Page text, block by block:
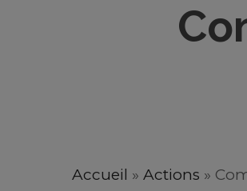
Accueil » Actions »